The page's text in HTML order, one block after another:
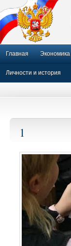
Главная Экономика
Личности и история
1